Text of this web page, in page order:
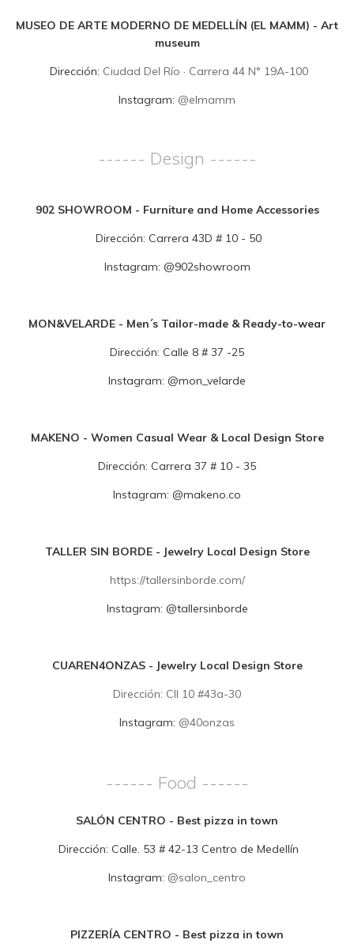
MUSEO DE ARTE MODERNO DE MEDELLÍN (EL MAMM) - Art
museum
Dirección: Ciudad Del Río · Carrera 44 N° 19A-100
Instagram: @elmamm
------ Design ------
902 SHOWROOM - Furniture and Home Accessories
Dirección: Carrera 43D # 10 - 50
Instagram: @902showroom
MON&VELARDE - Men´s Tailor-made & Ready-to-wear
Dirección: Calle 8 # 37 -25
Instagram: @mon_velarde
MAKENO - Women Casual Wear & Local Design Store
Dirección: Carrera 37 # 10 - 35
Instagram: @makeno.co
TALLER SIN BORDE - Jewelry Local Design Store
https://tallersinborde.com/
Instagram: @tallersinborde
CUAREN4ONZAS - Jewelry Local Design Store
Dirección: Cll 10 #43a-30
Instagram: @40onzas
------ Food ------
SALÓN CENTRO - Best pizza in town
Dirección: Calle. 53 # 42-13 Centro de Medellín
Instagram: @salon_centro
PIZZERÍA CENTRO - Best pizza in town